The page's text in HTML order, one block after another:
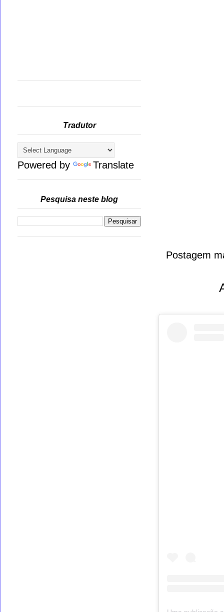
Postagem
Tradutor
Powered by Translate
Pesquisa neste blog